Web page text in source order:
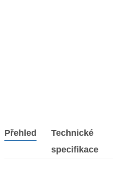
Přehled
Technické
specifikace